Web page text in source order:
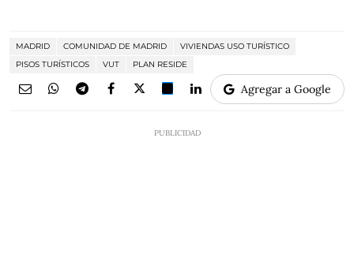
MADRID COMUNIDAD DE MADRID
VIVIENDAS USO TURÍSTICO
PISOS TURÍSTICOS
VUT PLAN RESIDE
Agregar a Google